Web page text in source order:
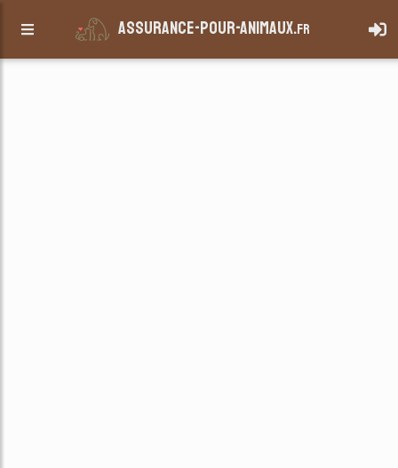
assurance-pour-animaux.fr